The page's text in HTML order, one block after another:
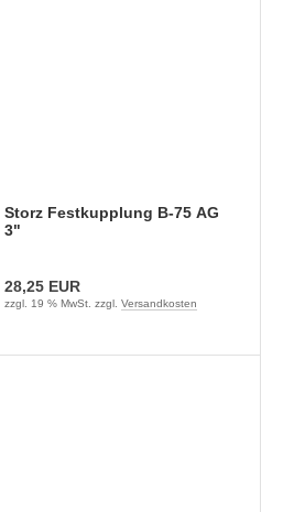
Storz Festkupplung B-75 AG
3"
28,25 EUR
zzgl. 19 % MwSt. zzgl. Versandkosten